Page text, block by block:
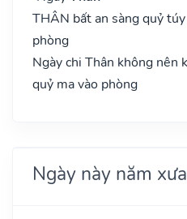
THÂN bất an sàng quỷ
phòng
Ngày chi Thân không nên
quỷ ma vào phòng
Ngày này năm xưa